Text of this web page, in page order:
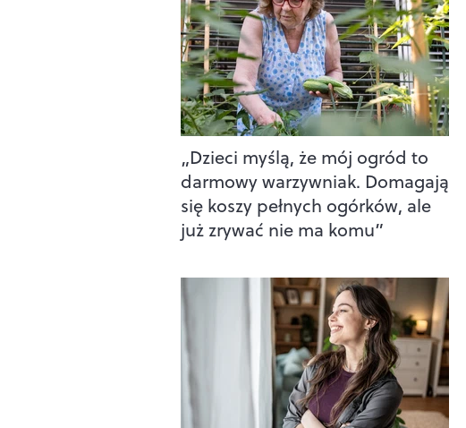
„Dzieci myślą, że mój ogród to
darmowy warzywniak. Domagają
się koszy pełnych ogórków, ale
już zrywać nie ma komu”